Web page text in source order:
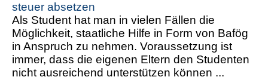
steuer absetzen
Als Student hat man in vielen Fällen die
Möglichkeit, staatliche Hilfe in Form von Bafög
in Anspruch zu nehmen. Voraussetzung ist
immer, dass die eigenen Eltern den Studenten
nicht ausreichend unterstützen können ...